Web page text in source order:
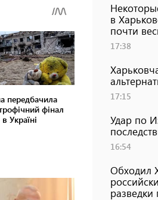
в
почти
17:38
17:15
Удар по
16:54
Обходил
разведки